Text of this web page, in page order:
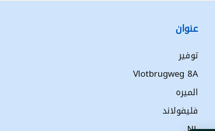
عنوان
توفير
Vlotbrugweg 8A
الميره
فليفولاند